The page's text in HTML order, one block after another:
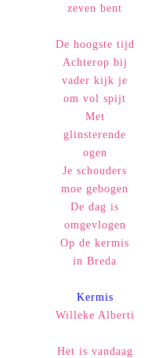
zeven bent
De hoogste tijd
Achterop bij
vader kijk je
om vol spijt
Met
glinsterende
ogen
Je schouders
moe gebogen
De dag is
omgevlogen
Op de kermis
in Breda
Kermis
Willeke Alberti
Het is vandaag